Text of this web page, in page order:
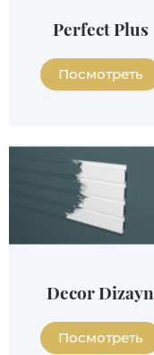
Perfect Plus
Посмотреть
Decor Dizayn
Посмотреть